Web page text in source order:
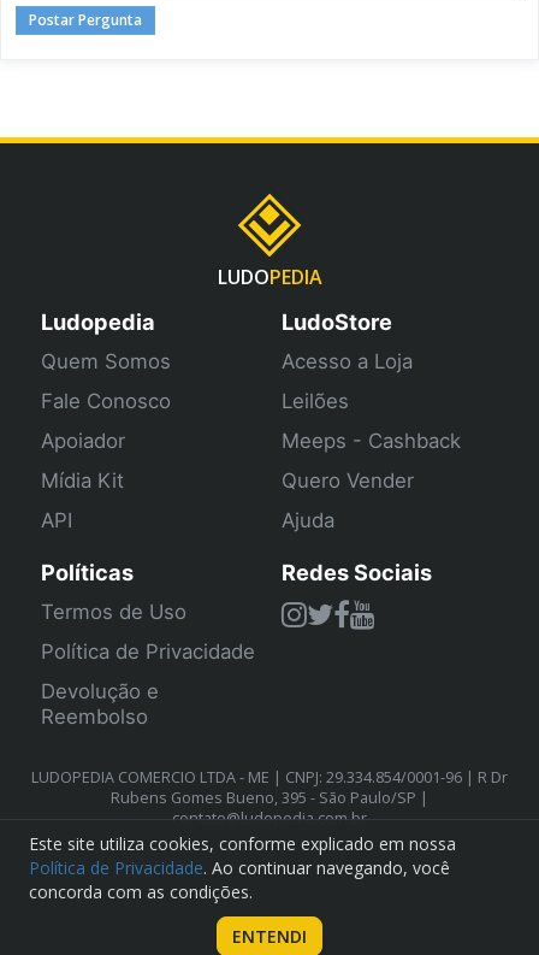
Postar Pergunta
LUDOPEDIA
Ludopedia
Quem Somos
Fale Conosco
Apoiador
Mídia Kit
API
LudoStore
Acesso a Loja
Leilões
Meeps - Cashback
Quero Vender
Ajuda
Políticas
Termos de Uso
Política de Privacidade
Devolução e
Reembolso
Redes Sociais
LUDOPEDIA COMERCIO LTDA - ME | CNPJ: 29.334.854/0001-96 | R Dr
Rubens Gomes Bueno, 395 - São Paulo/SP |
contato@ludopedia.com.br
Este site utiliza cookies, conforme explicado em nossa
Política de Privacidade. Ao continuar navegando, você
concorda com as condições.
ENTENDI